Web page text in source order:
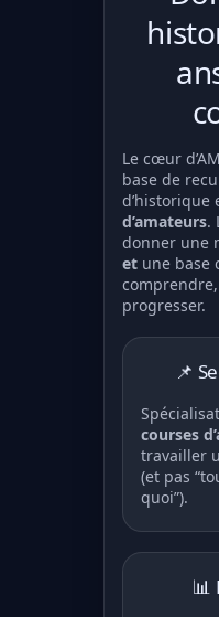
Le cœur
base de
d’historique
d’amateurs.
donner une
et une base
progresser.
📌
courses
travailler
(et pas
quoi”).
📊